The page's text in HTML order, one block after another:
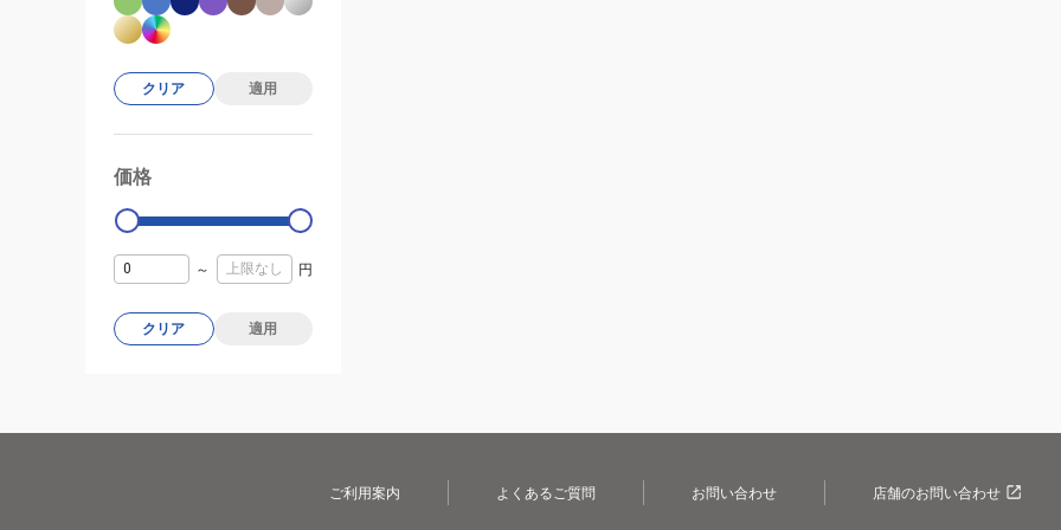
クリア 適用
価格
0
～ 円
クリア 適用
ご利用案内 よくあるご質問 お問い合わせ 店舗のお問い合わせ